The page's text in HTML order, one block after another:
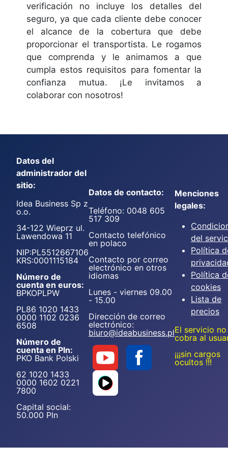
verificación no incluye los detalles del
seguro, ya que cada cliente debe conocer
el alcance de la cobertura que debe
proporcionar el transportista. Le rogamos
que comprenda y le animamos a que
cumpla estos requisitos para fomentar la
confianza mutua. ¡Le invitamos a
colaborar con nosotros!
Datos del
administrador del
sitio:
Idea Business Sp z
o.o.
34-122 Wieprz ul.
Lawendowa 11
NIP:PL5512667106
KRS:0001115184
Número de
cuenta en euros:
BPKOPLPW
PL86 1020 1433
0000 1102 0236
6508
Número de
cuenta en Pln:
PKO Bank Polski
62 1020 1433
0000 1602 0221
7800
Capital social:
50.000 Pln
Datos de contacto:
Teléfono: 0048 605
517 309
Contacto telefónico
en polaco
Contacto por correo
electrónico en otros
idiomas
Lunes - viernes 09.00
- 15.00
Dirección de correo
electrónico:
biuro@ideabusiness.pl
Menciones
legales:
del
Política
Política
cookies
Lista de
precios
El servicio no
cobra al
¡¡¡sin cargos
ocultos !!!